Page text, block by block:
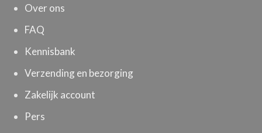
Over ons
FAQ
Kennisbank
Verzending en bezorging
Zakelijk account
Pers